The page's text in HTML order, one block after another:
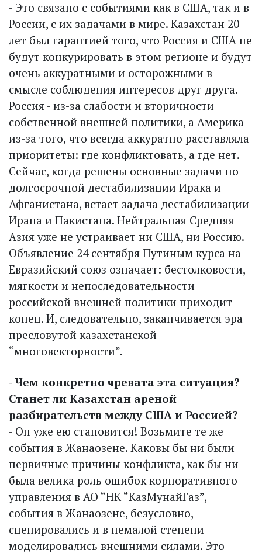
- Это связано с событиями как в США, так и в
России, с их задачами в мире. Казахстан 20
лет был гарантией того, что Россия и США не
будут конкурировать в этом регионе и будут
очень аккуратными и осторожными в
смысле соблюдения интересов друг друга.
Россия - из-за слабости и вторичности
собственной внешней политики, а Америка -
из-за того, что всегда аккуратно расставляла
приоритеты: где конфликтовать, а где нет.
Сейчас, когда решены основные задачи по
долгосрочной дестабилизации Ирака и
Афганистана, встает задача дестабилизации
Ирана и Пакистана. Нейтральная Средняя
Азия уже не устраивает ни США, ни Россию.
Объявление 24 сентября Путиным курса на
Евразийский союз означает: бестолковости,
мягкости и непоследовательности
российской внешней политики приходит
конец. И, следовательно, заканчивается эра
пресловутой казахстанской
“многовекторности”.
- Чем конкретно чревата эта ситуация?
Станет ли Казахстан ареной
разбирательств между США и Россией?
- Он уже ею становится! Возьмите те же
события в Жанаозене. Каковы бы ни были
первичные причины конфликта, как бы ни
была велика роль ошибок корпоративного
управления в АО “НК “КазМунайГаз”,
события в Жанаозене, безусловно,
сценировались и в немалой степени
моделировались внешними силами. Это